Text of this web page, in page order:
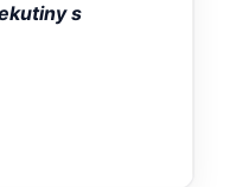
s